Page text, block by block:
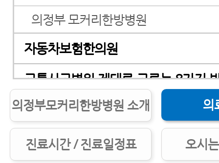
의정부 모커리한방병원
자동차보험한의원
교통사고병원 제대로 고르는 8가지
교통사고병원 잘 고르는 7가지 방법
교통사고병원, 첫 병원을 잘 골라야
의정부모커리한방병원 소개 의
진료시간 / 진료일정표 오시